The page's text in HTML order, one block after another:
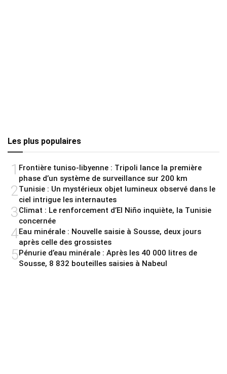
Les plus populaires
1 Frontière tuniso-libyenne : Tripoli lance la première
phase d’un système de surveillance sur 200 km
2 Tunisie : Un mystérieux objet lumineux observé dans le
ciel intrigue les internautes
3Climat : Le renforcement d’El Niño inquiète, la Tunisie
concernée
4Eau minérale : Nouvelle saisie à Sousse, deux jours
après celle des grossistes
5Pénurie d’eau minérale : Après les 40 000 litres de
Sousse, 8 832 bouteilles saisies à Nabeul